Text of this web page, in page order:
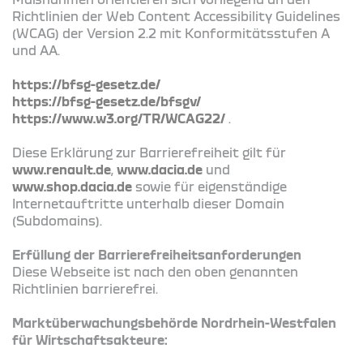
Richtlinien der Web Content Accessibility Guidelines
(WCAG) der Version 2.2 mit Konformitätsstufen A
und AA.
https://bfsg-gesetz.de/
https://bfsg-gesetz.de/bfsgv/
https://www.w3.org/TR/WCAG22/ .
Diese Erklärung zur Barrierefreiheit gilt für
www.renault.de, www.dacia.de und
www.shop.dacia.de sowie für eigenständige
Internetauftritte unterhalb dieser Domain
(Subdomains).
Erfüllung der Barrierefreiheitsanforderungen
Diese Webseite ist nach den oben genannten
Richtlinien barrierefrei.
Marktüberwachungsbehörde Nordrhein-Westfalen
für Wirtschaftsakteure: